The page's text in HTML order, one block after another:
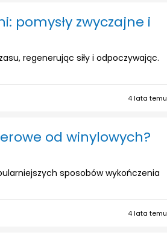
pomysły zwyczajne i
regenerując siły i odpoczywając.
4 lata temu
od winylowych?
sposobów wykończenia
4 lata temu